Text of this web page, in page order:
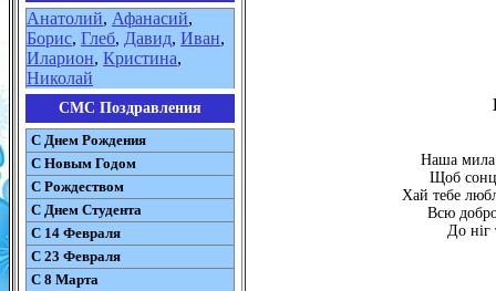
Анатолий, Афанасий,
Борис, Глеб, Давид, Иван,
Иларион, Кристина,
Николай
СМС Поздравления
С Днем Рождения
С Новым Годом
С Рождеством
C Днем Студента
С 14 Февраля
С 23 Февраля
С 8 Марта
Наша мила
Щоб
Хай тебе
Всю
До ніг